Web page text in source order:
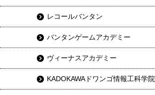
レコールバンタン
バンタンゲームアカデミー
ヴィーナスアカデミー
KADOKAWAドワンゴ情報工科学院